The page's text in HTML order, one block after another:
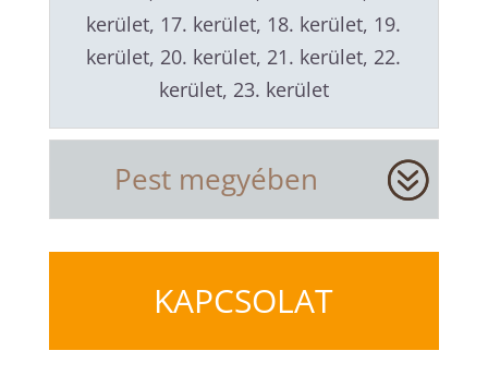
kerület, 17. kerület, 18. kerület, 19.
kerület, 20. kerület, 21. kerület, 22.
kerület, 23. kerület
Pest megyében
KAPCSOLAT